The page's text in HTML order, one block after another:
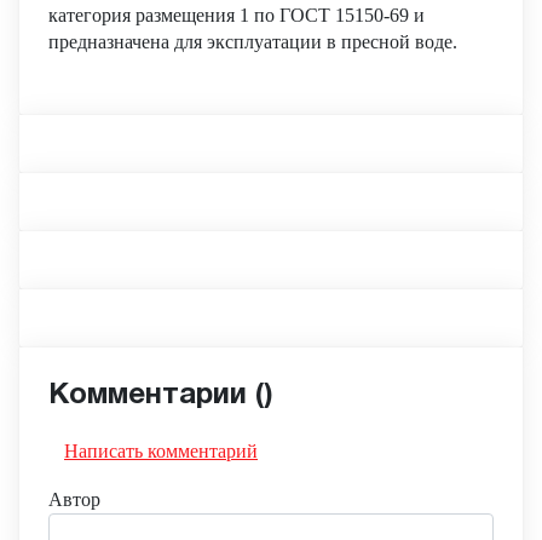
категория размещения 1 по ГОСТ 15150-69 и
предназначена для эксплуатации в пресной воде.
Комментарии ()
Написать комментарий
Автор